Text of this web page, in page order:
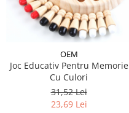
OEM
Joc Educativ Pentru Memorie
Cu Culori
31,52 Lei
23,69 Lei